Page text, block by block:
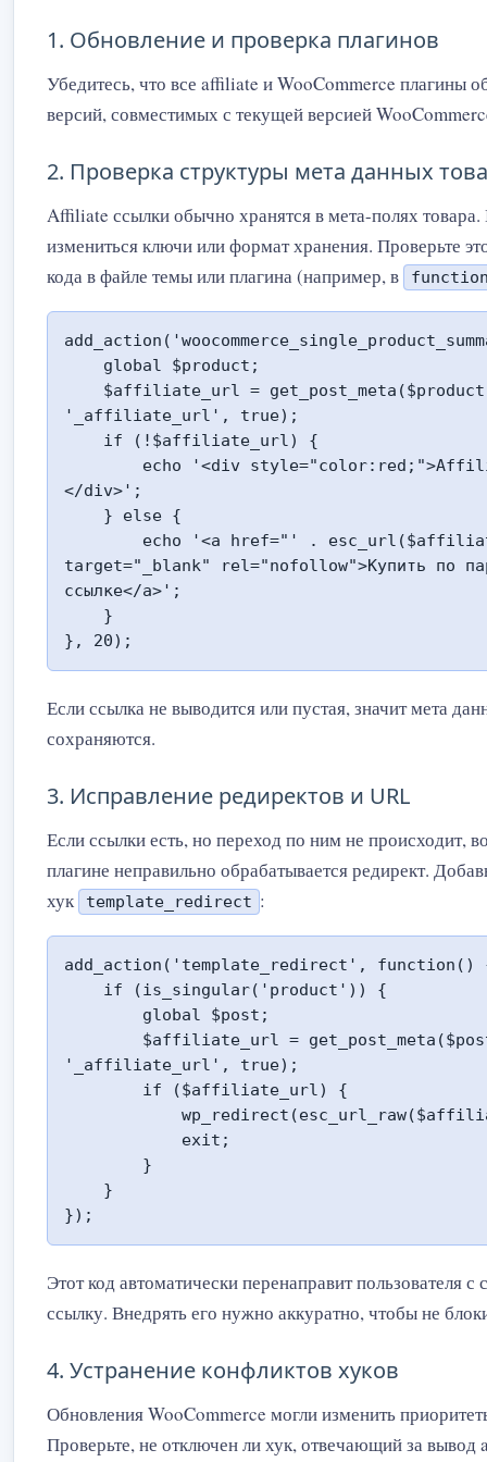
1. Обновление и проверка плагинов
Убедитесь, что все affiliate и WooCommerce плагины
версий, совместимых с текущей версией
2. Проверка структуры мета данных
Affiliate ссылки обычно хранятся в мета-полях
измениться ключи или формат хранения. Проверьте
кода в файле темы или плагина (например, в
'_affiliate_url', true);
</div>';
target="_blank" rel="nofollow">Купить по
ссылке</a>';
}, 20);
Если ссылка не выводится или пустая, значит мета
сохраняются.
3. Исправление редиректов и URL
Если ссылки есть, но переход по ним не происходит,
плагине неправильно обрабатывается редирект.
хук
template_redirect :
add_action('template_redirect', function()
'_affiliate_url', true);
});
Этот код автоматически перенаправит пользователя
ссылку. Внедрять его нужно аккуратно, чтобы не
4. Устранение конфликтов хуков
Обновления WooCommerce могли изменить
Проверьте, не отключен ли хук, отвечающий за вывод